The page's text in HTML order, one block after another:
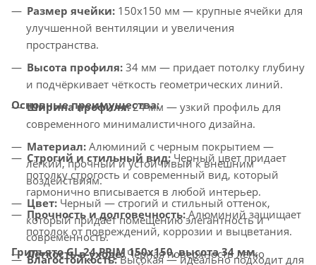
Размер ячейки: 150x150 мм — крупные ячейки для
улучшенной вентиляции и увеличения
пространства.
Высота профиля: 34 мм — придает потолку глубину
и подчёркивает чёткость геометрических линий.
Ширина профиля:24 мм — узкий профиль для
современного минималистичного дизайна.
Материал: Алюминий с черным покрытием —
лёгкий, прочный и устойчивый к внешним
воздействиям.
Цвет: Черный — строгий и стильный оттенок,
который придает помещению элегантность и
современность.
Влагостойкость:Высокая — идеально подходит для
Основные преимущества:
Строгий и стильный вид:Черный цвет придает
потолку строгость и современный вид, который
гармонично вписывается в любой интерьер.
Прочность и долговечность: Алюминий защищает
потолок от повреждений, коррозии и выцветания.
Лёгкость в уходе:Черная поверхность легко
Грильято GL-24 PRIM 150x150, высота 34 мм,